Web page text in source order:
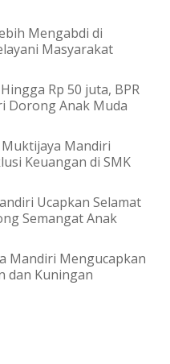
Mengabdi di
Masyarakat
Rp 50 juta, BPR
Dorong Anak Muda
Mandiri
Keuangan di SMK
Ucapkan Selamat
Semangat Anak
Mandiri Mengucapkan
dan Kuningan